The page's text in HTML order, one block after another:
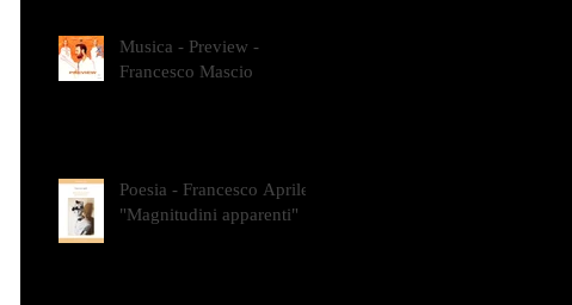
Musica - Preview -
Francesco Mascio
Poesia - Francesco Aprile -
"Magnitudini apparenti"